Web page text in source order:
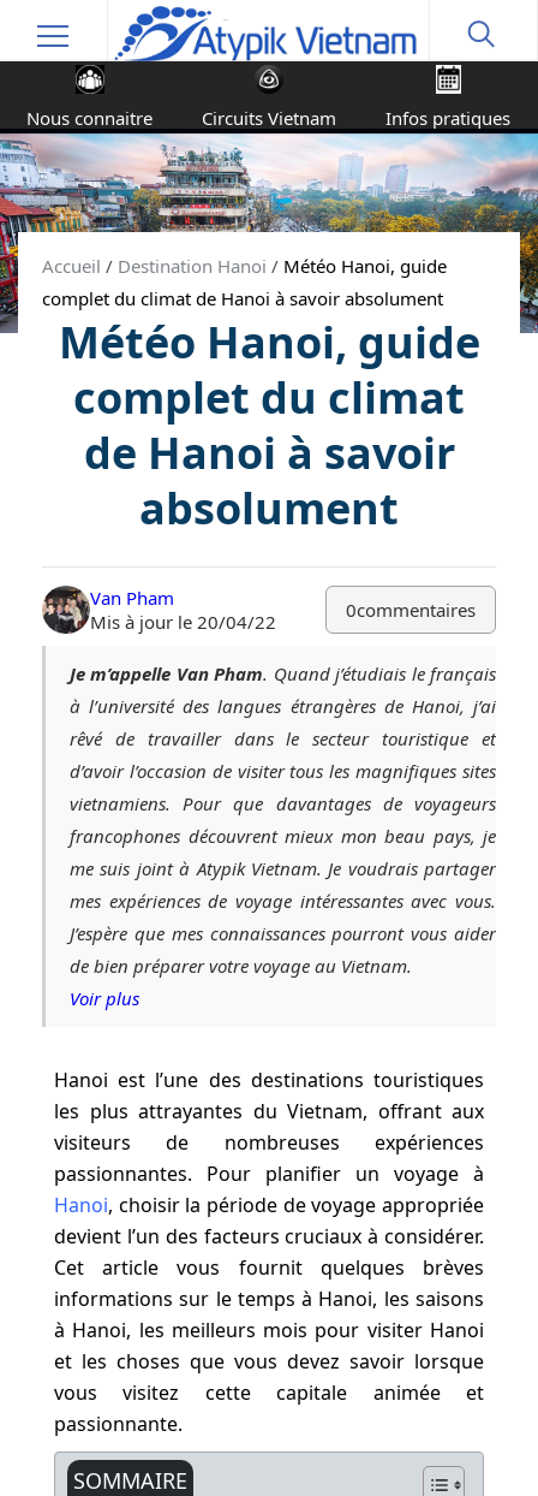
Nous connaitre Circuits Vietnam Infos pratiques
Accueil / Destination Hanoi / Météo Hanoi, guide
complet du climat de Hanoi à savoir absolument
Météo Hanoi, guide
complet du climat
de Hanoi à savoir
absolument
Van Pham
Mis à jour le 20/04/22
0commentaires
Je m’appelle Van Pham. Quand j’étudiais le français
à l’université des langues étrangères de Hanoi, j’ai
rêvé de travailler dans le secteur touristique et
d’avoir l’occasion de visiter tous les magnifiques sites
vietnamiens. Pour que davantages de voyageurs
francophones découvrent mieux mon beau pays, je
me suis joint à Atypik Vietnam. Je voudrais partager
mes expériences de voyage intéressantes avec vous.
J’espère que mes connaissances pourront vous aider
de bien préparer votre voyage au Vietnam.
Voir plus
Hanoi est l’une des destinations touristiques
les plus attrayantes du Vietnam, offrant aux
visiteurs de nombreuses expériences
passionnantes. Pour planifier un voyage à
Hanoi, choisir la période de voyage appropriée
devient l’un des facteurs cruciaux à considérer.
Cet article vous fournit quelques brèves
informations sur le temps à Hanoi, les saisons
à Hanoi, les meilleurs mois pour visiter Hanoi
et les choses que vous devez savoir lorsque
vous visitez cette capitale animée et
passionnante.
SOMMAIRE